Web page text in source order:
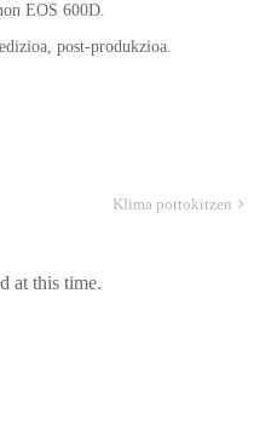
EOS 600D.
post-produkzioa.
Klima pottokitzen
at this time.